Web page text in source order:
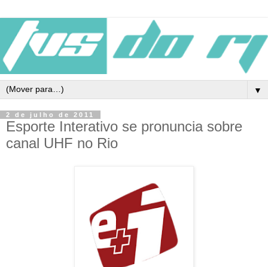
▼
2 de julho de 2011
Esporte Interativo se pronuncia sobre
canal UHF no Rio